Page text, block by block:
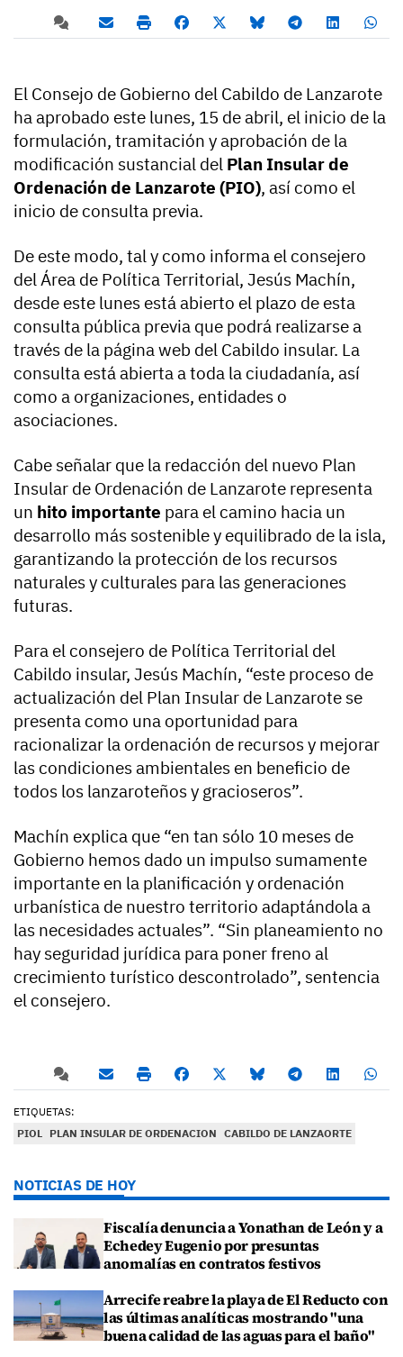
El Consejo de Gobierno del Cabildo de Lanzarote
ha aprobado este lunes, 15 de abril, el inicio de la
formulación, tramitación y aprobación de la
modificación sustancial del Plan Insular de
Ordenación de Lanzarote (PIO), así como el
inicio de consulta previa.
De este modo, tal y como informa el consejero
del Área de Política Territorial, Jesús Machín,
desde este lunes está abierto el plazo de esta
consulta pública previa que podrá realizarse a
través de la página web del Cabildo insular. La
consulta está abierta a toda la ciudadanía, así
como a organizaciones, entidades o
asociaciones.
Cabe señalar que la redacción del nuevo Plan
Insular de Ordenación de Lanzarote representa
un hito importante para el camino hacia un
desarrollo más sostenible y equilibrado de la isla,
garantizando la protección de los recursos
naturales y culturales para las generaciones
futuras.
Para el consejero de Política Territorial del
Cabildo insular, Jesús Machín, “este proceso de
actualización del Plan Insular de Lanzarote se
presenta como una oportunidad para
racionalizar la ordenación de recursos y mejorar
las condiciones ambientales en beneficio de
todos los lanzaroteños y gracioseros”.
Machín explica que “en tan sólo 10 meses de
Gobierno hemos dado un impulso sumamente
importante en la planificación y ordenación
urbanística de nuestro territorio adaptándola a
las necesidades actuales”. “Sin planeamiento no
hay seguridad jurídica para poner freno al
crecimiento turístico descontrolado”, sentencia
el consejero.
ETIQUETAS:
PIOL
PLAN INSULAR DE ORDENACION CABILDO DE LANZAORTE
NOTICIAS DE HOY
Fiscalía denuncia a Yonathan de León y a
Echedey Eugenio por presuntas
anomalías en contratos festivos
Arrecife reabre la playa de El Reducto con
las últimas analíticas mostrando "una
buena calidad de las aguas para el baño"